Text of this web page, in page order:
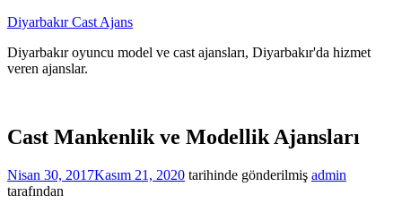
İçeriğe
Diyarbakır Cast Ajans
Diyarbakır oyuncu model ve cast ajansları, Diyarbakır'da hizmet
veren ajanslar.
Cast Mankenlik ve Modellik Ajansları
Nisan 30, 2017Kasım 21, 2020 tarihinde gönderilmiş admin
tarafından